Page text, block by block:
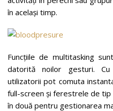
în același timp.
Funcțiile de multitasking
datorită noilor gesturi.
utilizatorii pot comuta
full-screen și ferestrele de
în două pentru gestionarea